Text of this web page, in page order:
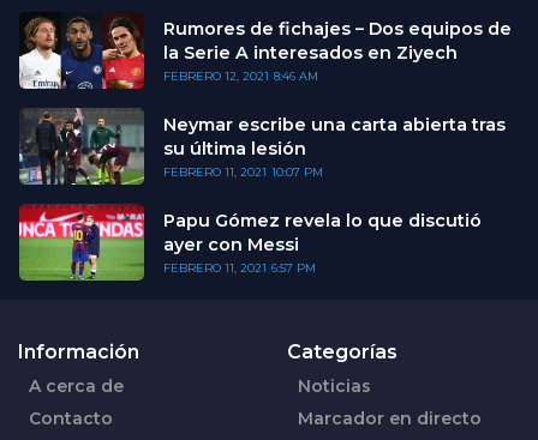
Rumores de fichajes – Dos equipos de
la Serie A interesados en Ziyech
FEBRERO 12, 2021 8:46 AM
Neymar escribe una carta abierta tras
su última lesión
FEBRERO 11, 2021 10:07 PM
Papu Gómez revela lo que discutió
ayer con Messi
FEBRERO 11, 2021 6:57 PM
Información
A cerca de
Contacto
Categorías
Noticias
Marcador en directo